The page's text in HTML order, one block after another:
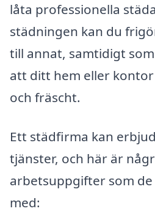
låta professionella
städningen kan du
till annat, samtidigt
att ditt hem eller
och fräscht.
Ett städfirma kan
tjänster, och här är
arbetsuppgifter som
med: